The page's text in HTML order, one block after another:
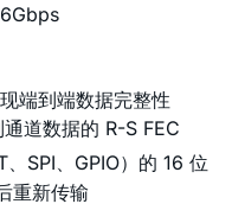
端到端数据完整性
道数据的 R-S FEC
、SPI、GPIO）的 16 位
重新传输